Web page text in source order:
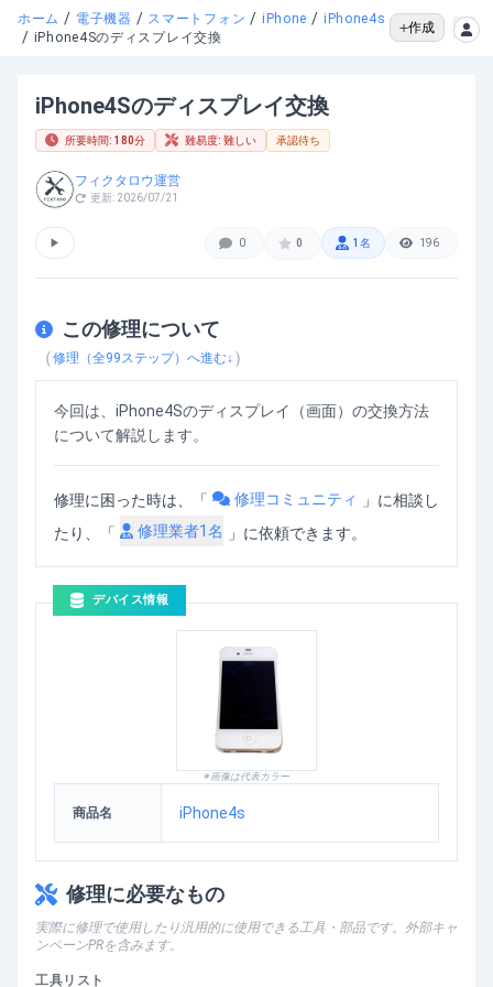
ホーム / 電子機器 / スマートフォン / iPhone / iPhone4s
/ iPhone4Sのディスプレイ交換
作成
iPhone4Sのディスプレイ交換
所要時間: 180分 難易度: 難しい 承認待ち
フィクタロウ運営
更新: 2026/07/21
▶ 0 0 1 名 196
この修理について
（修理（全99 ステップ）へ進む↓ ）
今回は、iPhone4Sのディスプレイ（画面）の交換方法
について解説します。
修理に困った時は、「 修理コミュニティ 」 に相談し
たり、「
修理業者1名 」に依頼できます。
デバイス情報
※画像は代表カラー
商品名 iPhone4s
修理に必要なもの
実際に修理で使用したり汎用的に使用できる工具・部品です。外部キャ
ンペーンPRを含みます。
工具リスト